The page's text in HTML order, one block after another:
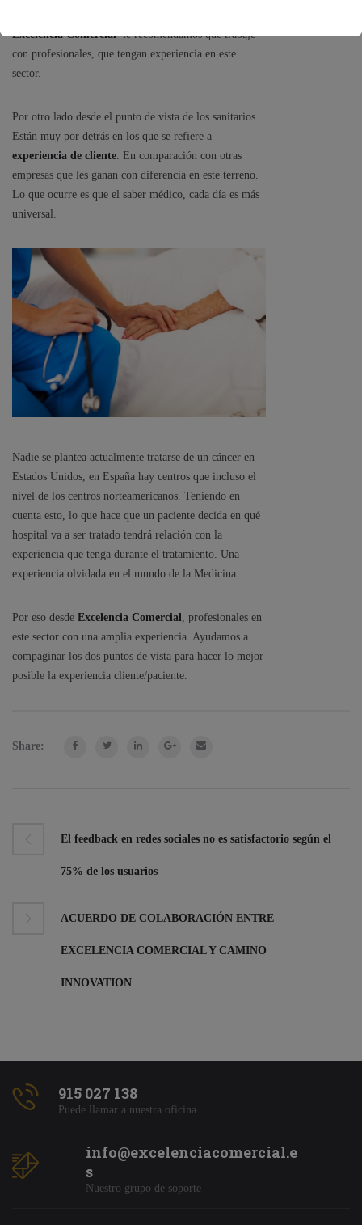
Excelencia Comercialle recomendamos que trabaje
con profesionales, que tengan experiencia en este
sector.
Por otro lado desde el punto de vista de los sanitarios.
Están muy por detrás en los que se refiere a
experiencia de cliente . En comparación con otras
empresas que les ganan con diferencia en este terreno.
Lo que ocurre es que el saber médico, cada día es más
universal.
Nadie se plantea actualmente tratarse de un cáncer en
Estados Unidos, en España hay centros que incluso el
nivel de los centros norteamericanos. Teniendo en
cuenta esto, lo que hace que un paciente decida en qué
hospital va a ser tratado tendrá relación con la
experiencia que tenga durante el tratamiento. Una
experiencia olvidada en el mundo de la Medicina.
Por eso desde Excelencia Comercial , profesionales en
este sector con una amplia experiencia. Ayudamos a
compaginar los dos puntos de vista para hacer lo mejor
posible la experiencia cliente/paciente.
Share:
El feedback en redes sociales no es satisfactorio según el
75% de los usuarios
ACUERDO DE COLABORACIÓN ENTRE
EXCELENCIA COMERCIAL Y CAMINO
INNOVATION
915 027 138
Puede llamar a nuestra oficina
info@excelenciacomercial.e
s
Nuestro grupo de soporte